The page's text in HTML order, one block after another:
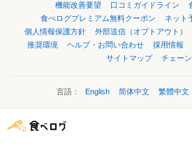
機能改善要望
口コミガイドライン
食べログプレミアム無料クーポン
ネット
個人情報保護方針
外部送信（オプトアウト）
推奨環境
ヘルプ・お問い合わせ 採用情報
サイトマップ
チェー
言語： English 简体中文 繁體中文